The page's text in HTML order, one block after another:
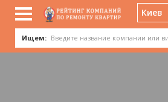
Киев
Ищем: